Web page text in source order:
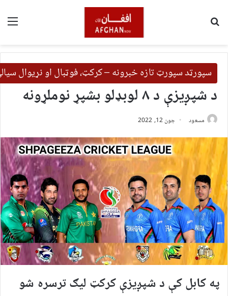
سپورټد سپورټ تازه خبرونه – کرکټ، فوټبال او نړیوال
د شپږیزې د ۸ لوبډلو بشپړ نوملړونه
مسعود جون 12, 2022
په کابل کې د شپږیزې کرکټ لیګ ترسره شو